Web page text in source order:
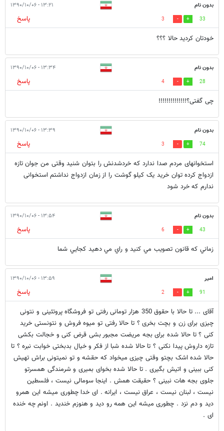
بدون نام ۱۳:۲۱ - ۱۳۹۰/۱۰/۰۶
33
3
پاسخ
خودتان كرديد حالا ؟؟؟
بدون نام ۱۳:۳۴ - ۱۳۹۰/۱۰/۰۶
28
4
پاسخ
چی گفتی؟!!!!!!!!!!!!!!
بدون نام ۱۳:۳۹ - ۱۳۹۰/۱۰/۰۶
74
3
پاسخ
استخوانهای مردم صدا ندارد که خردشدنش را بتوان شنید وقتی من جوان تازه
ازدواج کرده توان خرید یک کیلو گوشت را از زمان ازدواج نداشتم استخوانی
ندارم که خرد شود
بدون نام ۱۳:۵۴ - ۱۳۹۰/۱۰/۰۶
43
6
پاسخ
زماني كه قانون تصويب مي كنيد و راي مي دهيد كجايي شما
امیر ۱۳:۵۹ - ۱۳۹۰/۱۰/۰۶
91
2
پاسخ
آقای ... تا حالا با حقوق 350 هزار تومانی رفتی تو فروشگاه پروتئینی و نتونی
چیزی برای زن و بچت بخری ؟ تا حالا رفتی تو میوه فروش و نتونستی خرید
کنی ؟ تا حالا شده برای بجه مریضت مجبور بشی قرض کنی و خجالت بکشی
تازه داروش پیدا نکنی ؟ تا حالا شده شبا از فکر و خیال بدبختی خوابت نبره ؟ تا
حالا شده اشک بچتو وقتی چیزی میخواد که حقشه و تو نمیتونی براش تهیش
کنی ببینی و اتیش بگیری . تا حالا شده بخوای بمیری و شرمندگی همسرتو
جلوی بجه هات نبینی ؟ حقیقت همش . اینجا سومالی نیست ، فلسطین
نیست ، لبنان نیست ، عراق نیست ، ایرانه . ای خدا چطوری میشه این همرو
دید و دم نزد . چطوری میشه این همه رو دید و هنوزم خندید . اونم چه خنده
ای .